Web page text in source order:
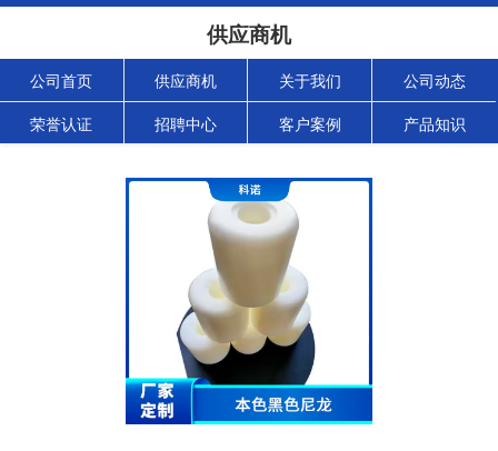
供应商机
公司首页 供应商机 关于我们 公司动态
荣誉认证 招聘中心 客户案例 产品知识